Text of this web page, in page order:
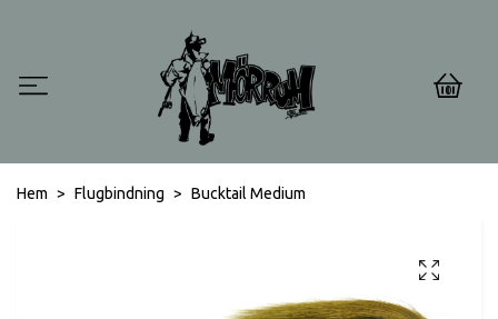
0
Hem Flugbindning Bucktail Medium